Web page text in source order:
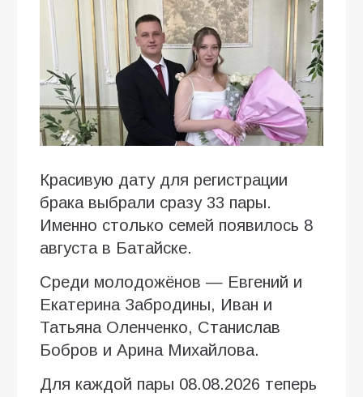
Красивую дату для регистрации
брака выбрали сразу 33 пары.
Именно столько семей появилось 8
августа в Батайске.
Среди молодожёнов — Евгений и
Екатерина Забродины, Иван и
Татьяна Оленченко, Станислав
Бобров и Арина Михайлова.
Для каждой пары 08.08.2026 теперь